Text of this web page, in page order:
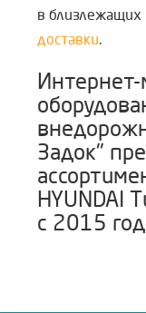
в близлежащих
доставки.
Интернет-
Задок"
HYUNDAI
с 2015